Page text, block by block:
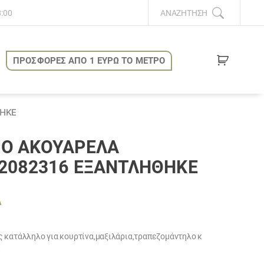
ΑΝΑΖΉΤΗΣΗ
ΠΡΟΣΦΟΡΕΣ ΑΠΟ 1 ΕΥΡΩ ΤΟ ΜΕΤΡΟ
ΑΚΟΥΑΡΈΛΑ
ΕΞΑΝΤΛΗΘΗΚΕ
για κουρτίνα,μαξιλάρια,τραπεζομάντηλο κ